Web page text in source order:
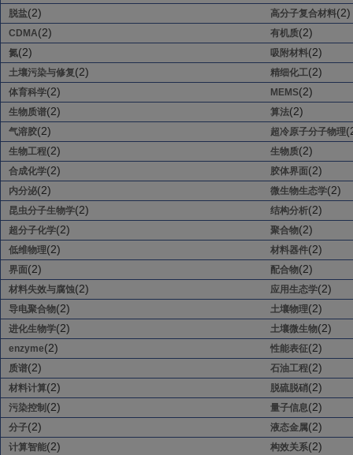
脱盐(2) 高分子复合材料(2)
CDMA(2) 有机质(2)
氮(2) 吸附材料(2)
土壤污染与修复(2) 精细化工(2)
体育科学(2) MEMS(2)
生物质谱(2) 算法(2)
气溶胶(2) 超冷原子分子物理
生物工程(2) 生物质(2)
合成化学(2) 胶体界面(2)
内分泌(2) 微生物生态学(2)
昆虫分子生物学(2) 结构分析(2)
超分子化学(2) 聚合物(2)
低维物理(2) 材料器件(2)
界面(2) 配合物(2)
材料失效与腐蚀(2) 应用生态学(2)
导电聚合物(2) 土壤物理(2)
进化生物学(2) 土壤微生物(2)
enzyme(2) 性能表征(2)
质谱(2) 石油工程(2)
材料计算(2) 脱硫脱硝(2)
污染控制 (2) 量子信息(2)
分子(2) 液态金属(2)
计算智能(2) 构效关系(2)